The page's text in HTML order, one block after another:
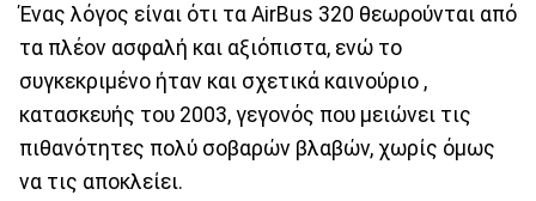
Ένας λόγος είναι ότι τα AirBus 320 θεωρούνται από
τα πλέον ασφαλή και αξιόπιστα, ενώ το
συγκεκριμένο ήταν και σχετικά καινούριο ,
κατασκευής του 2003, γεγονός που μειώνει τις
πιθανότητες πολύ σοβαρών βλαβών, χωρίς όμως
να τις αποκλείει.